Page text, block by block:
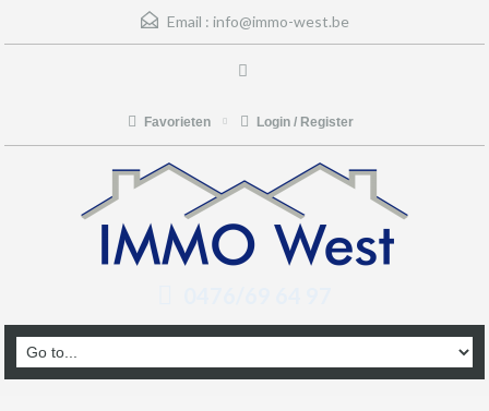
Email : info@immo-west.be
Favorieten Login / Register